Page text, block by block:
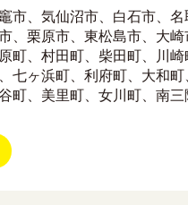
市、気仙沼市、白石市、
、栗原市、東松島市、大
町、村田町、柴田町、川
七ヶ浜町、利府町、大和町
町、美里町、女川町、南三